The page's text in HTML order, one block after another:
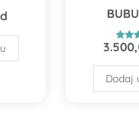
Dodaj